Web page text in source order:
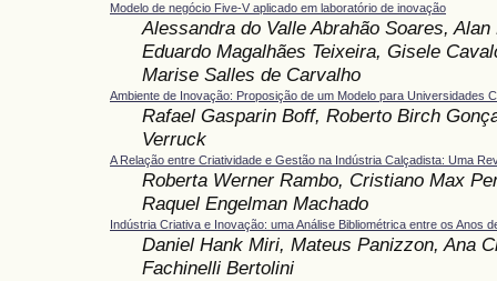
Modelo de negócio Five-V aplicado em laboratório de inovação
Alessandra do Valle Abrahão Soares,
Eduardo Magalhães Teixeira, Gisele
Marise Salles de Carvalho
Ambiente de Inovação: Proposição de um Modelo para Universidades
Rafael Gasparin Boff, Roberto Birch
Verruck
A Relação entre Criatividade e Gestão na Indústria Calçadista: Uma
Roberta Werner Rambo, Cristiano Max
Raquel Engelman Machado
Indústria Criativa e Inovação: uma Análise Bibliométrica entre os Anos
Daniel Hank Miri, Mateus Panizzon, Ana
Fachinelli Bertolini